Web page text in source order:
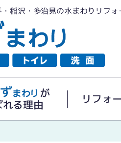
稲沢・多治見の水まわりリフォ
が
る理由
リフォ